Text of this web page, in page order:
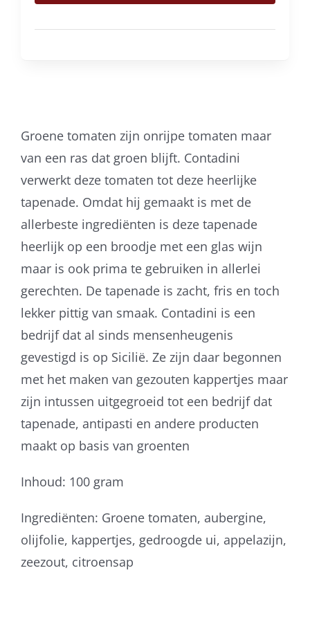
Groene tomaten zijn onrijpe tomaten maar
van een ras dat groen blijft. Contadini
verwerkt deze tomaten tot deze heerlijke
tapenade. Omdat hij gemaakt is met de
allerbeste ingrediënten is deze tapenade
heerlijk op een broodje met een glas wijn
maar is ook prima te gebruiken in allerlei
gerechten. De tapenade is zacht, fris en toch
lekker pittig van smaak. Contadini is een
bedrijf dat al sinds mensenheugenis
gevestigd is op Sicilië. Ze zijn daar begonnen
met het maken van gezouten kappertjes maar
zijn intussen uitgegroeid tot een bedrijf dat
tapenade, antipasti en andere producten
maakt op basis van groenten
Inhoud: 100 gram
Ingrediënten: Groene tomaten, aubergine,
olijfolie, kappertjes, gedroogde ui, appelazijn,
zeezout, citroensap